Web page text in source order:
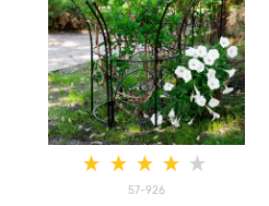
57-926